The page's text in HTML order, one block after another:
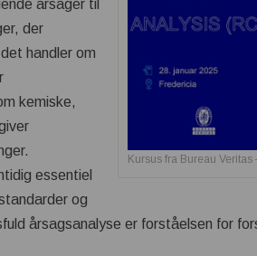
Kursus fra Bureau
årsager til
der
handler om
kemiske,
essentiel
og
årsagsanalyse er forståelsen for